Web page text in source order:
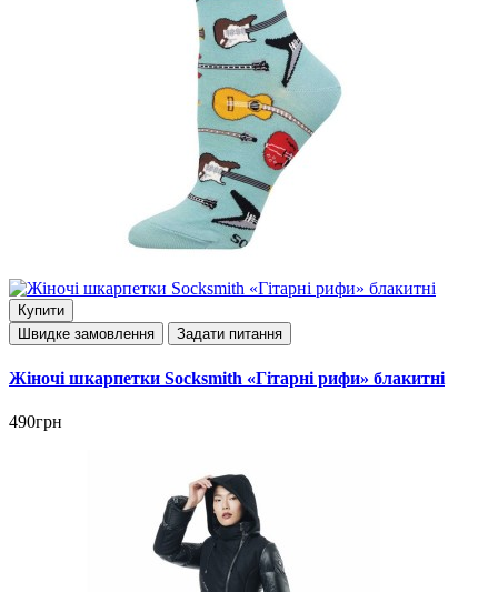
Купити
Швидке замовлення
Задати питання
Жіночі шкарпетки Socksmith «Гітарні рифи» блакитні
490грн